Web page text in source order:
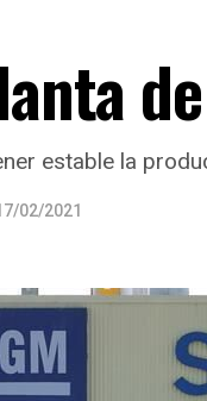
estable la
02/2021